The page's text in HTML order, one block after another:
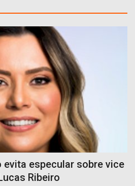
evita especular sobre vice
Ribeiro